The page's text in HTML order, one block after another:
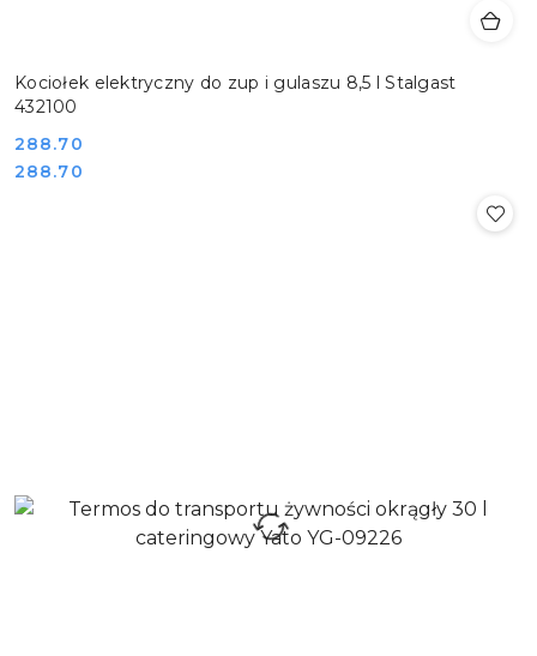
Kociołek elektryczny do zup i gulaszu 8,5 l Stalgast
432100
Cena:
288.70
Cena:
288.70